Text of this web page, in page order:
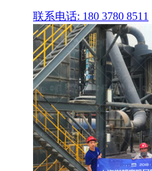
联系电话: 180 3780 8511